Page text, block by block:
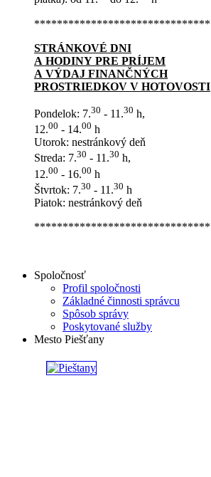
*******************************
STRÁNKOVÉ DNI
A HODINY PRE PRÍJEM
A VÝDAJ FINANČNÝCH
PROSTRIEDKOV V HOTOVOSTI
Pondelok: 7.30 - 11.30 h,
12.00 - 14.00 h
Utorok: nestránkový deň
Streda: 7.30 - 11.30 h,
12.00 - 16.00 h
Štvrtok: 7.30 - 11.30 h
Piatok: nestránkový deň
*******************************
Spoločnosť
Profil spoločnosti
Základné činnosti správcu
Spôsob správy
Poskytované služby
Mesto Piešťany